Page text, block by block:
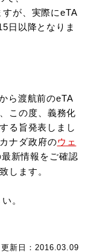
が、実際にeTA
日以降となりま
ら渡航前のeTA
この度、義務化
る旨発表しまし
ナダ政府のウェ
新情報をご確認
します。
。
更新日：2016.03.09